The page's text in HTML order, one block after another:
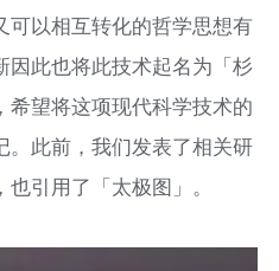
可以相互转化的哲学思想有
因此也将此技术起名为「杉
望将这项现代科学技术的
。此前，我们发表了相关研
引用了「太极图」。